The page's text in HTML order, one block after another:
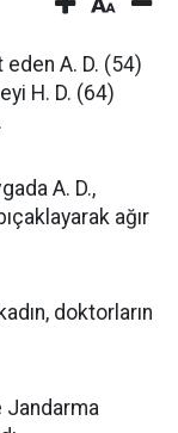
A. D. (54)
H. D. (64)
A. D.,
ağır
doktorların
Jandarma